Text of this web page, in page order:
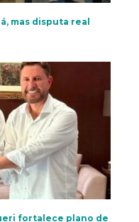
mas disputa real
fortalece plano de